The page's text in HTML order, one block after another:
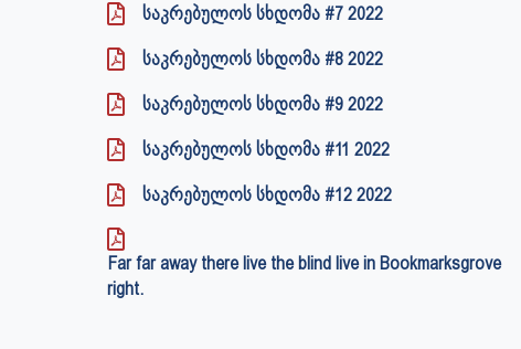
საკრებულოს სხდომა #7 2022
საკრებულოს სხდომა #8 2022
საკრებულოს სხდომა #9 2022
საკრებულოს სხდომა #11 2022
საკრებულოს სხდომა #12 2022
Far far away there live the blind live in Bookmarksgrove
right.